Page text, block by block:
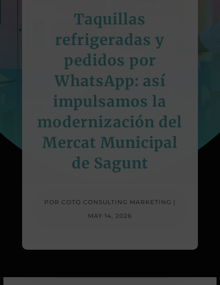
Taquillas
refrigeradas y
pedidos por
WhatsApp: así
impulsamos la
modernización del
Mercat Municipal
de Sagunt
POR COTO CONSULTING MARKETING |
MAY 14, 2026